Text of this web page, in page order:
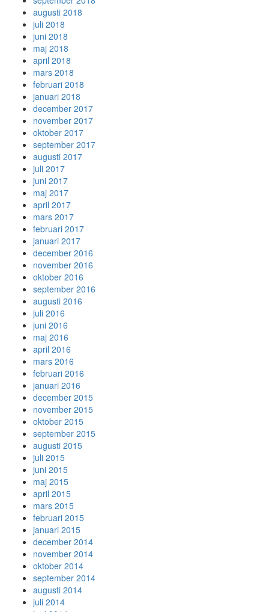
augusti 2018
juli 2018
juni 2018
maj 2018
april 2018
mars 2018
februari 2018
januari 2018
december 2017
november 2017
oktober 2017
september 2017
augusti 2017
juli 2017
juni 2017
maj 2017
april 2017
mars 2017
februari 2017
januari 2017
december 2016
november 2016
oktober 2016
september 2016
augusti 2016
juli 2016
juni 2016
maj 2016
april 2016
mars 2016
februari 2016
januari 2016
december 2015
november 2015
oktober 2015
september 2015
augusti 2015
juli 2015
juni 2015
maj 2015
april 2015
mars 2015
februari 2015
januari 2015
december 2014
november 2014
oktober 2014
september 2014
augusti 2014
juli 2014